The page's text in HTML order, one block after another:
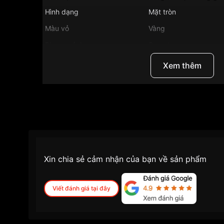
Hình dạng
Mặt tròn
Màu vỏ
Vàng
Giờ, phút, giây, Lịch
10.8mm
Xem thêm
Xin chia sẻ cảm nhận của bạn về sản phẩm
Viết đánh giá tại đây